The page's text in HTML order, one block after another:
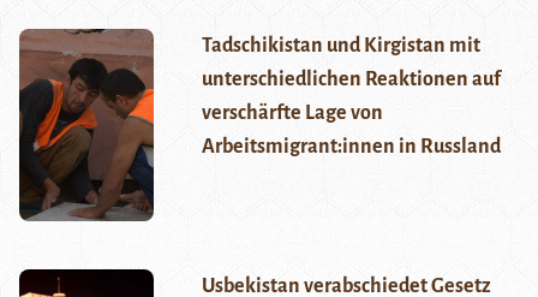
Tadschikistan und Kirgistan mit
unterschiedlichen Reaktionen auf
verschärfte Lage von
Arbeitsmigrant:innen in Russland
Usbekistan verabschiedet Gesetz